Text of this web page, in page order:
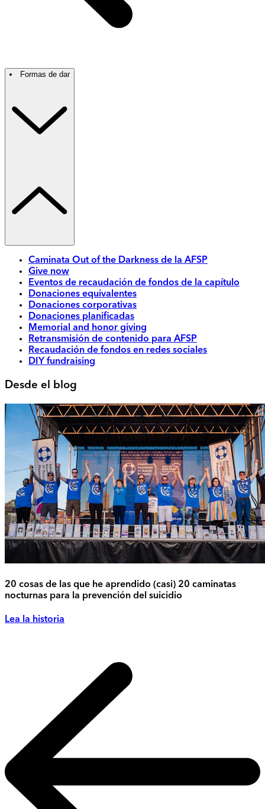
Formas de dar
Caminata Out of the Darkness de la AFSP
Give now
Eventos de recaudación de fondos de la capítulo
Donaciones equivalentes
Donaciones corporativas
Donaciones planificadas
Memorial and honor giving
Retransmisión de contenido para AFSP
Recaudación de fondos en redes sociales
DIY fundraising
Desde el blog
20 cosas de las que he aprendido (casi) 20 caminatas
nocturnas para la prevención del suicidio
Lea la historia